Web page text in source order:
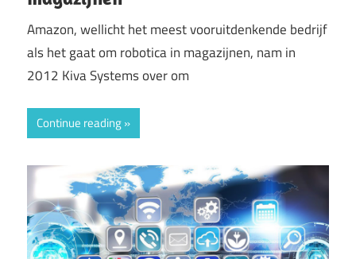
Amazon, wellicht het meest vooruitdenkende bedrijf
als het gaat om robotica in magazijnen, nam in
2012 Kiva Systems over om
Continue reading